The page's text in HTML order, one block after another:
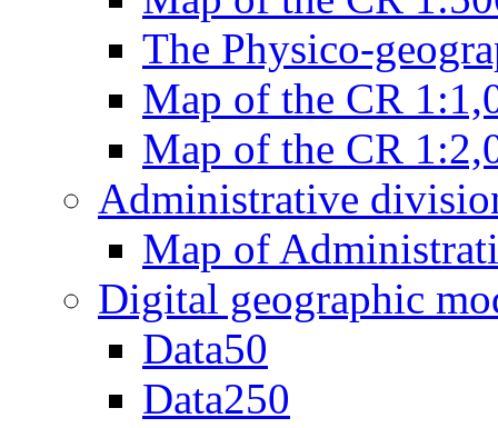
The Physico-
Map of the CR
Map of the CR
Administrative
Map of
Digital geographic
Data50
Data250